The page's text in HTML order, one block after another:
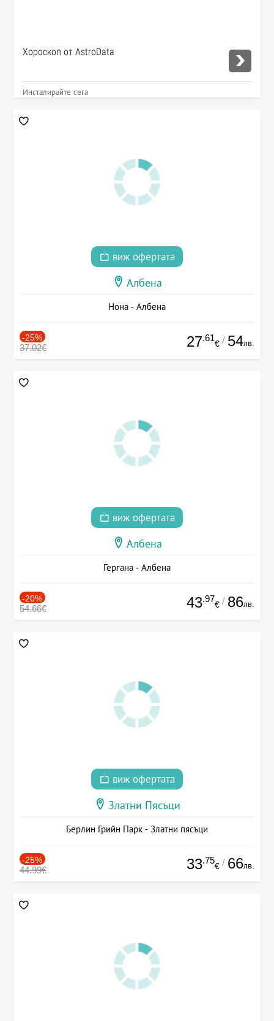
Хороскоп от AstroData
Инсталирайте сега
виж офертата
Албена
Нона - Албена
-25%
37.02€ 27.61
€ / 54лв.
виж офертата
Албена
Гергана - Албена
-20%
54.66€ 43.97
€ / 86лв.
виж офертата
Златни Пясъци
Берлин Грийн Парк - Златни пясъци
-25%
44.99€ 33.75
€ / 66лв.